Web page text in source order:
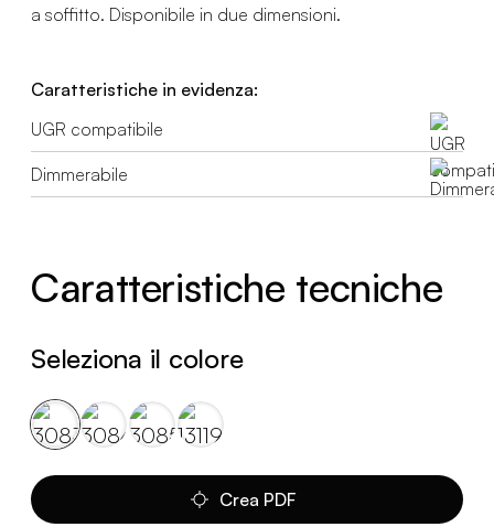
a soffitto. Disponibile in due dimensioni.
Caratteristiche in evidenza:
UGR compatibile
Dimmerabile
Caratteristiche tecniche
Seleziona il colore
Crea PDF